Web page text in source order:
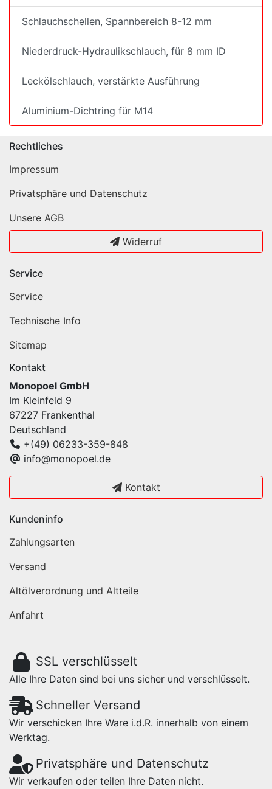
Schlauchschellen, Spannbereich 8-12 mm
Niederdruck-Hydraulikschlauch, für 8 mm ID
Leckölschlauch, verstärkte Ausführung
Aluminium-Dichtring für M14
Rechtliches
Impressum
Privatsphäre und Datenschutz
Unsere AGB
Widerruf
Service
Service
Technische Info
Sitemap
Kontakt
Monopoel GmbH
Im Kleinfeld 9
67227 Frankenthal
Deutschland
+(49) 06233-359-848
info@monopoel.de
Kontakt
Kundeninfo
Zahlungsarten
Versand
Altölverordnung und Altteile
Anfahrt
SSL verschlüsselt
Alle Ihre Daten sind bei uns sicher und verschlüsselt.
Schneller Versand
Wir verschicken Ihre Ware i.d.R. innerhalb von einem
Werktag.
Privatsphäre und Datenschutz
Wir verkaufen oder teilen Ihre Daten nicht.